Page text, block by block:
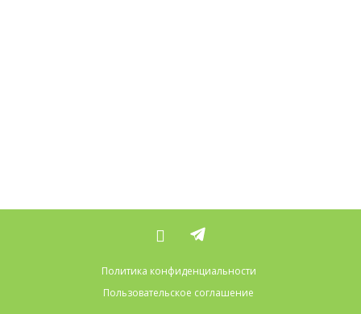
Политика конфиденциальности
Пользовательское соглашение